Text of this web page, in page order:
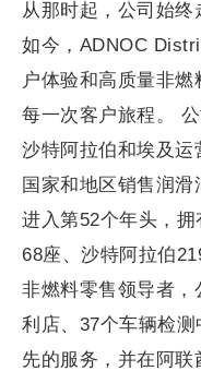
从那时起，公司始终
如今，ADNOC
户体验和高质量非
每一次客户旅程。
沙特阿拉伯和埃及运
国家和地区销售润
进入第52个年头，
68座、沙特阿拉伯
非燃料零售领导者
利店、37个车辆检
先的服务，并在阿